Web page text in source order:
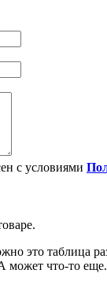
с условиями
это таблица
может что-то еще.